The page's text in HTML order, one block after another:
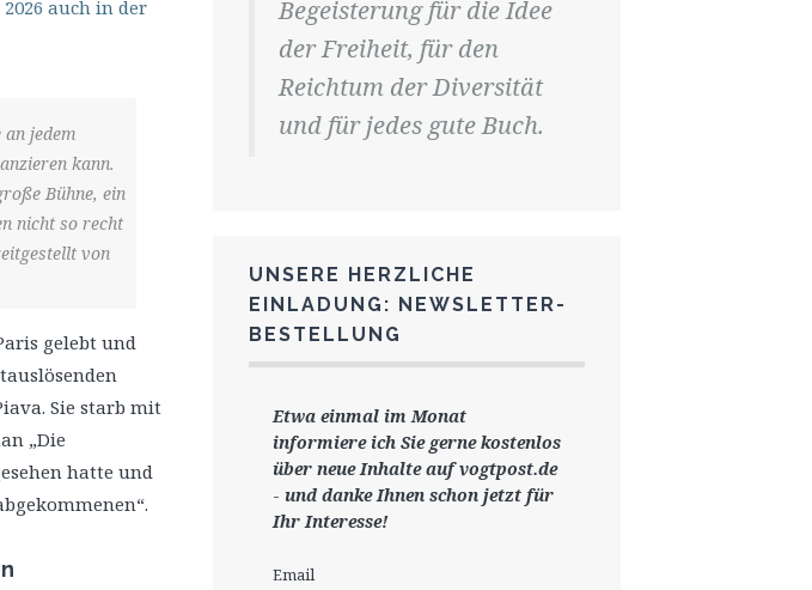
auch in der
jedem
kann.
Bühne, ein
nicht so recht
von
gelebt und
Sie starb mit
„Die
hatte und
Begeisterung für die Idee
der Freiheit, für den
Reichtum der Diversität
und für jedes gute Buch.
UNSERE HERZLICHE
EINLADUNG: NEWSLETTER-
BESTELLUNG
Etwa einmal im Monat
informiere ich Sie gernekostenlos
über neue Inhalte auf vogtpost.de
- und danke Ihnen schon jetzt für
Ihr Interesse!
Email